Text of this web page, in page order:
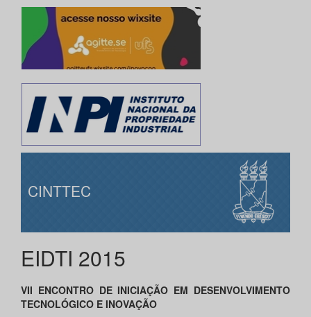
CINTTEC
EIDTI 2015
VII ENCONTRO DE INICIAÇÃO EM DESENVOLVIMENTO
TECNOLÓGICO E INOVAÇÃO